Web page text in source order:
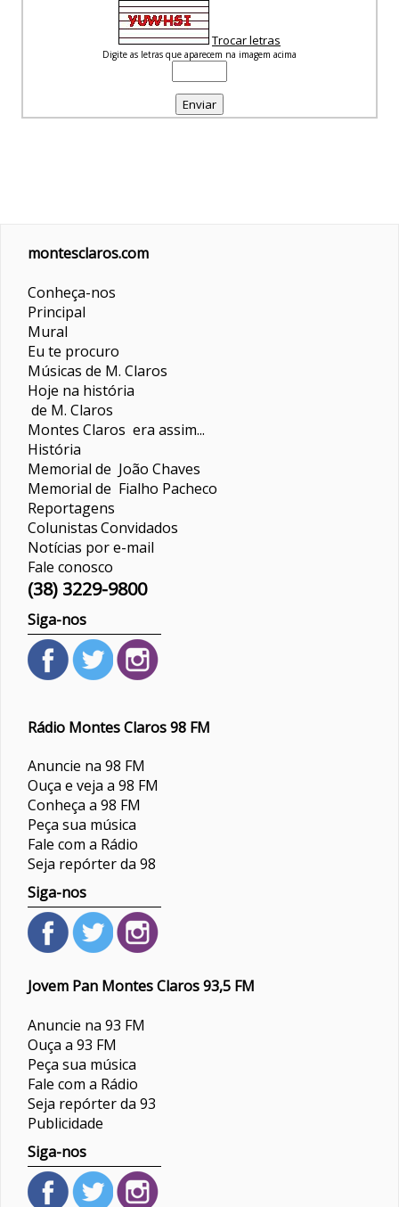
Trocar letras
Digite as letras que aparecem na imagem acima
montesclaros.com
Conheça-nos
Principal
Mural
Eu te procuro
Músicas de M. Claros
Hoje na história
de M. Claros
Montes Claros era assim...
História
Memorial de João Chaves
Memorial de Fialho Pacheco
Reportagens
ColunistasConvidados
Notícias por e-mail
Fale conosco
(38) 3229-9800
Siga-nos
Rádio Montes Claros 98 FM
Anuncie na 98 FM
Ouça e veja a 98 FM
Conheça a 98 FM
Peça sua música
Fale com a Rádio
Seja repórter da 98
Siga-nos
Jovem Pan Montes Claros 93,5 FM
Anuncie na 93 FM
Ouça a 93 FM
Peça sua música
Fale com a Rádio
Seja repórter da 93
Publicidade
Siga-nos